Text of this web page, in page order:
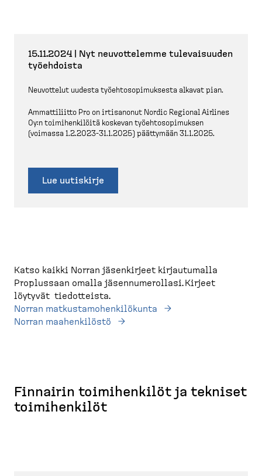
15.11.2024 | Nyt neuvot­telemme tulevai­suuden
työehdoista
Neuvottelut uudesta työehto­so­pi­muksesta alkavat pian.
Ammatti­liitto Pro on irtisanonut Nordic Regional Airlines
Oy:n toimihen­kilöitä koskevan työehto­so­pi­muksen
(voimassa 1.2.2023-31.1.2025) päättymään 31.1.2025.
Lue uutiskirje
Katso kaikki Norran jäsenkirjeet kirjautumalla
Proplussaan omalla jäsennumerollasi. Kirjeet
löytyvät tiedotteista.
Norran matkustamohenkilökunta
Norran maahenkilöstö
Finnairin toimihenkilöt ja tekniset
toimihenkilöt